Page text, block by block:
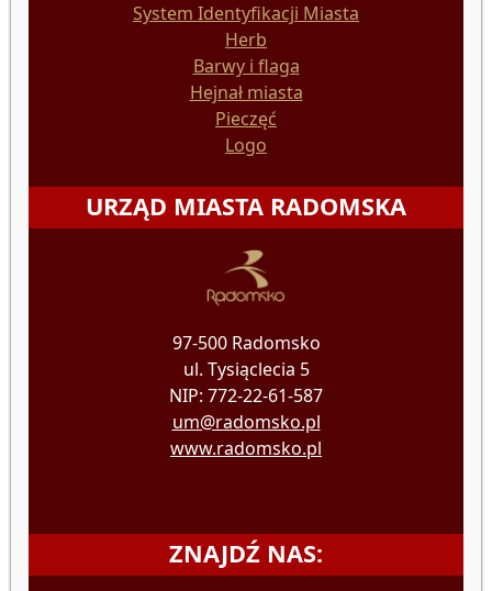
System Identyfikacji Miasta
Herb
Barwy i flaga
Hejnał miasta
Pieczęć
Logo
URZĄD MIASTA RADOMSKA
97-500 Radomsko
ul. Tysiąclecia 5
NIP: 772-22-61-587
um@radomsko.pl
www.radomsko.pl
ZNAJDŹ NAS: